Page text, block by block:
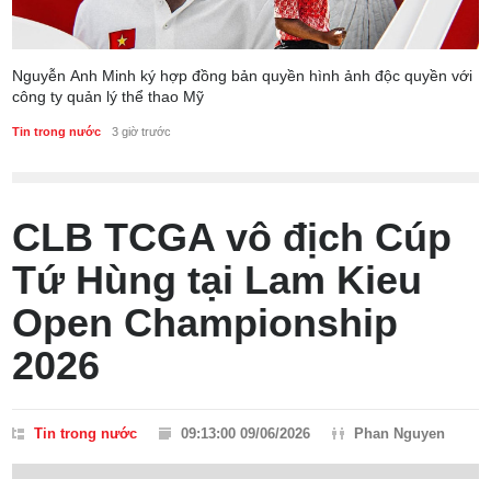
Nguyễn Anh Minh ký hợp đồng bản quyền hình ảnh độc quyền với
công ty quản lý thể thao Mỹ
Tin trong nước 3 giờ trước
CLB TCGA vô địch Cúp
Tứ Hùng tại Lam Kieu
Open Championship
2026
Tin trong nước 09:13:00 09/06/2026 Phan Nguyen